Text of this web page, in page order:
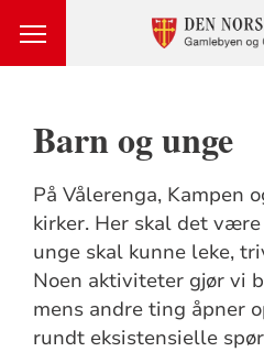
Barn og unge
På Vålerenga, Kampen
kirker. Her skal det
unge skal kunne leke,
Noen aktiviteter gjør vi
mens andre ting åpner
rundt eksistensielle